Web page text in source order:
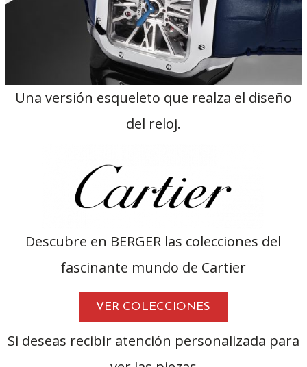
Una versión esqueleto que realza el diseño
del reloj.
Descubre en BERGER las colecciones del
fascinante mundo de Cartier
VER COLECCIONES
Si deseas recibir atención personalizada para